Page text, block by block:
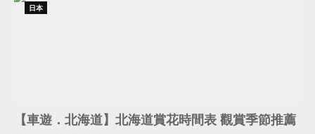
日本
【車遊．北海道】北海道賞花時間表 觀賞季節推薦